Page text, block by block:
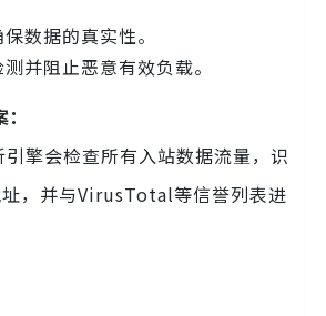
数据的真实性。
并阻止恶意有效负载。
擎会检查所有入站数据流量，识
，并与VirusTotal等信誉列表进